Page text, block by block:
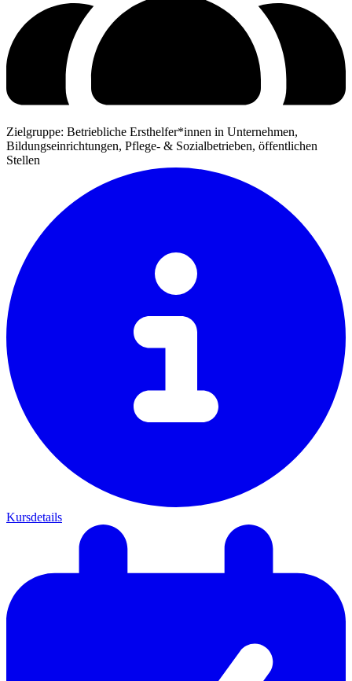
Zielgruppe: Betriebliche Ersthelfer*innen in Unternehmen,
Bildungseinrichtungen, Pflege- & Sozialbetrieben, öffentlichen
Stellen
Kursdetails